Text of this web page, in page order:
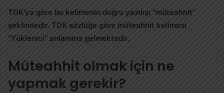
TDK’ya göre bu kelimenin doğru yazılışı “müteahhit”
şeklindedir. TDK sözlüğe göre müteahhit kelimesi
“Yüklenici” anlamına gelmektedir.
Müteahhit olmak için ne
yapmak gerekir?